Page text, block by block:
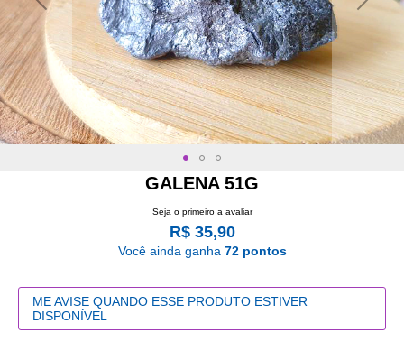
GALENA 51G
Seja o primeiro a avaliar
R$ 35,90
Você ainda ganha 72 pontos
ME AVISE QUANDO ESSE PRODUTO ESTIVER
DISPONÍVEL